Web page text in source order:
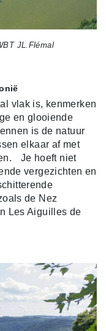
JL.Flémal
vlak is, kenmerken
en glooiende
is de natuur
elkaar af met
Je hoeft niet
vergezichten en
de Nez
Les Aiguilles de